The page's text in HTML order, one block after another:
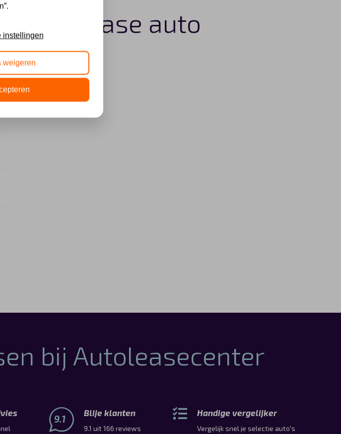
3 lease auto
bij Autoleasecenter
9.1
Blije klanten
9.1 uit 166 reviews
Handige vergelijker
Vergelijk snel je selectie auto's
instellingen
weigeren